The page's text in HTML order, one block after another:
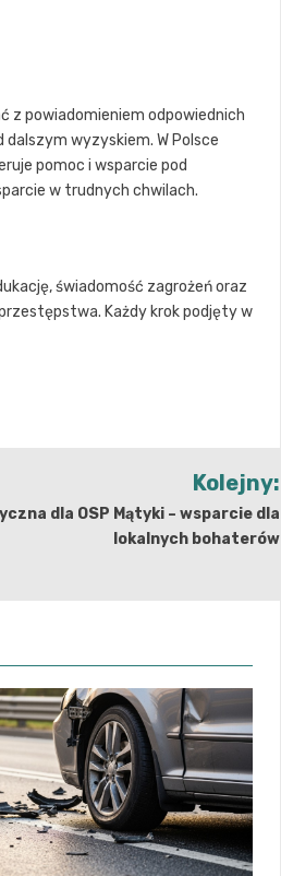
z powiadomieniem odpowiednich
wyzyskiem. W Polsce
pomoc i wsparcie pod
w trudnych chwilach.
świadomość zagrożeń oraz
Każdy krok podjęty w
Kolejny:
dla OSP Mątyki – wsparcie dla
lokalnych bohaterów